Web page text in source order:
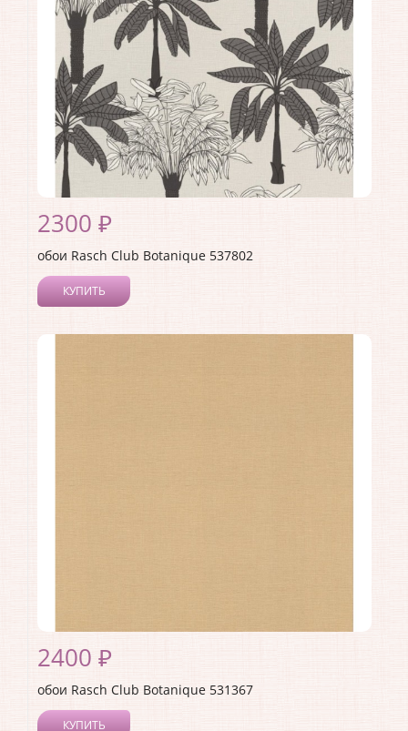
2300 ₽
обои Rasch Club Botanique 537802
КУПИТЬ
Коллекция:Club Botanique
2400 ₽
обои Rasch Club Botanique 531367
КУПИТЬ